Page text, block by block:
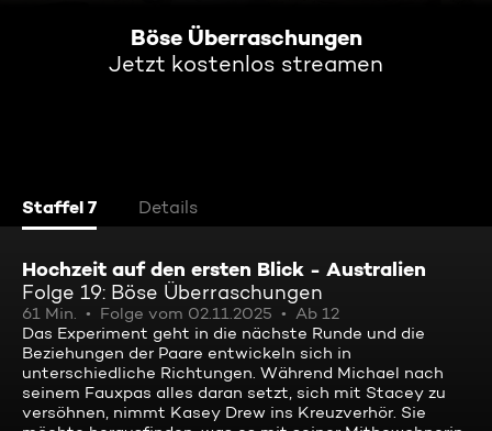
Böse Überraschungen
Jetzt kostenlos streamen
Staffel 7 Details
Hochzeit auf den ersten Blick - Australien
Folge 19: Böse Überraschungen
61 Min. Folge vom 02.11.2025
Ab 12
Das Experiment geht in die nächste Runde und die
Beziehungen der Paare entwickeln sich in
unterschiedliche Richtungen. Während Michael nach
seinem Fauxpas alles daran setzt, sich mit Stacey zu
versöhnen, nimmt Kasey Drew ins Kreuzverhör. Sie